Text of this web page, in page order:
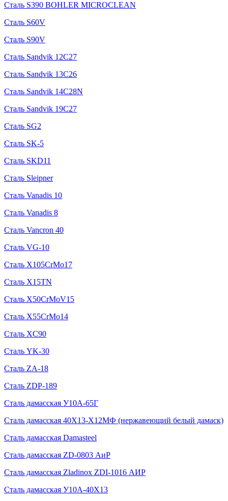
Сталь S390 BOHLER MICROCLEAN
Сталь S60V
Сталь S90V
Сталь Sandvik 12C27
Сталь Sandvik 13C26
Сталь Sandvik 14C28N
Сталь Sandvik 19C27
Сталь SG2
Сталь SK-5
Сталь SKD11
Сталь Sleipner
Сталь Vanadis 10
Сталь Vanadis 8
Сталь Vancron 40
Сталь VG-10
Сталь X105CrMo17
Сталь X15TN
Сталь X50CrMoV15
Сталь X55CrMo14
Сталь XC90
Сталь YK-30
Сталь ZA-18
Сталь ZDP-189
Сталь дамасская У10А-65Г
Сталь дамасская 40Х13-Х12МФ (нержавеющий белый дамаск)
Сталь дамасская Damasteel
Сталь дамасская ZD-0803 АиР
Сталь дамасская Zladinox ZDI-1016 АИР
Сталь дамасская У10А-40Х13